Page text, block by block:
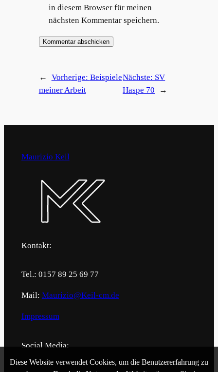
in diesem Browser für meinen
nächsten Kommentar speichern.
← Vorherige: Beispiele
meiner Arbeit
Nächste: SV
Haspe 70
→
Maurizio Keil
Diese Website verwendet Cookies, um die Benutzererfahrung zu
Kontakt:
Tel.: 0157 89 25 69 77
Mail: Maurizio@Keil-cm.de
Impressum
Social Media:
Facebook InstagramLinkedIn